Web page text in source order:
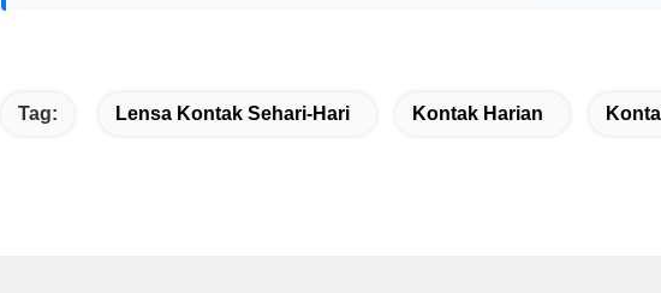
Tag: Lensa Kontak Sehari-Hari Kontak Harian